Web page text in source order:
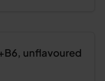
unflavoured